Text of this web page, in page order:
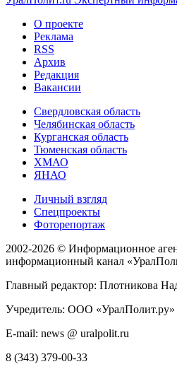
О проекте
Реклама
RSS
Архив
Редакция
Вакансии
Свердловская область
Челябинская область
Курганская область
Тюменская область
ХМАО
ЯНАО
Личный взгляд
Спецпроекты
Фоторепортаж
2002-2026 © Информационное
информационный канал
Главный редактор: Плотникова
Учредитель: ООО «УралПолит.ру»
E-mail: news @ uralpolit.ru
8 (343) 379-00-33